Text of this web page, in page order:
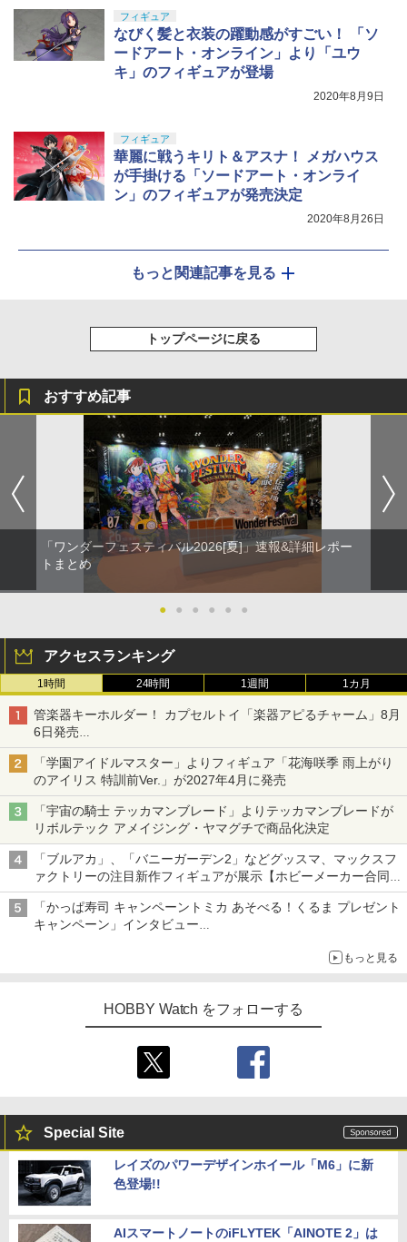
フィギュア
なびく髪と衣装の躍動感がすごい！ 「ソ
ードアート・オンライン」より「ユウ
キ」のフィギュアが登場
2020年8月9日
フィギュア
華麗に戦うキリト＆アスナ！ メガハウス
が手掛ける「ソードアート・オンライ
ン」のフィギュアが発売決定
2020年8月26日
もっと関連記事を見る
トップページに戻る
おすすめ記事
「ワンダーフェスティバル2026[夏]」速報&詳細レポー
トまとめ
● ● ● ● ● ●
アクセスランキング
1時間 24時間 1週間 1カ月
管楽器キーホルダー！ カプセルトイ「楽器アピるチャーム」8月
6日発売
チューバ、テナサクなど5種各3色
「学園アイドルマスター」よりフィギュア「花海咲季 雨上がり
のアイリス 特訓前Ver.」が2027年4月に発売
「宇宙の騎士 テッカマンブレード」よりテッカマンブレードが
リボルテック アメイジング・ヤマグチで商品化決定
「ブルアカ」、「バニーガーデン2」などグッスマ、マックスフ
ァクトリーの注目新作フィギュアが展示【ホビーメーカー合同展
示会】
「かっぱ寿司 キャンペーントミカ あそべる！くるま プレゼント
キャンペーン」インタビュー
もっと見る
HOBBY Watch をフォローする
Special Site
レイズのパワーデザインホイール「M6」に新
色登場!!
AIスマートノートのiFLYTEK「AINOTE 2」は